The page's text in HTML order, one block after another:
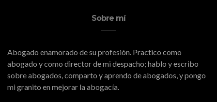
Sobre mí
Abogado enamorado de su profesión. Practico como
abogado y como director de mi despacho; hablo y escribo
sobre abogados, comparto y aprendo de abogados, y pongo
mi granito en mejorar la abogacía.